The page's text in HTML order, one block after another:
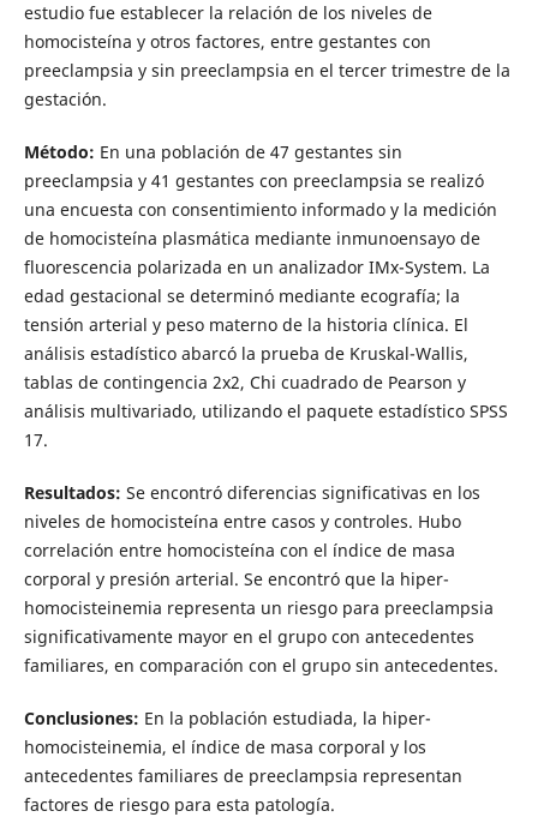
estudio fue establecer la relación de los niveles de
homocisteína y otros factores, entre gestantes con
preeclampsia y sin preeclampsia en el tercer trimestre de la
gestación.
Método: En una población de 47 gestantes sin
preeclampsia y 41 gestantes con preeclampsia se realizó
una encuesta con consentimiento informado y la medición
de homocisteína plasmática mediante inmunoensayo de
fluorescencia polarizada en un analizador IMx-System. La
edad gestacional se determinó mediante ecografía; la
tensión arterial y peso materno de la historia clínica. El
análisis estadístico abarcó la prueba de Kruskal-Wallis,
tablas de contingencia 2x2, Chi cuadrado de Pearson y
análisis multivariado, utilizando el paquete estadístico SPSS
17.
Resultados: Se encontró diferencias significativas en los
niveles de homocisteína entre casos y controles. Hubo
correlación entre homocisteína con el índice de masa
corporal y presión arterial. Se encontró que la hiper-
homocisteinemia representa un riesgo para preeclampsia
significativamente mayor en el grupo con antecedentes
familiares, en comparación con el grupo sin antecedentes.
Conclusiones: En la población estudiada, la hiper-
homocisteinemia, el índice de masa corporal y los
antecedentes familiares de preeclampsia representan
factores de riesgo para esta patología.